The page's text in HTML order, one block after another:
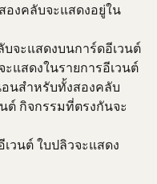
งคลับจะแสดงอยู่ใน
จะแสดงบนการ์ดอีเวนต์
แสดงในรายการอีเวนต์
นสำหรับทั้งสองคลับ
กิจกรรมที่ตรงกันจะ
วนต์ ใบปลิวจะแสดง